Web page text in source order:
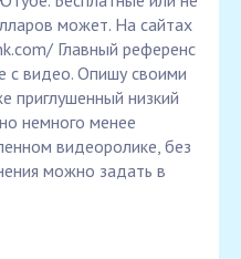
может. На сайтах
Главный референс
с видео. Опишу своими
приглушенный низкий
немного менее
видеоролике, без
можно задать в